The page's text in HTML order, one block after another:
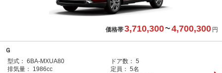
価格帯3,710,300~4,700,300 円
Ｇ
型式： 6BA-MXUA80 ドア数： 5
排気量：
1986cc 定員： 5名